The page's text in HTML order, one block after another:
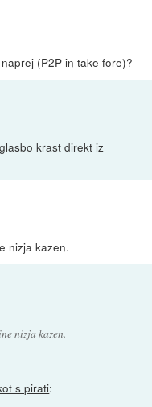
(P2P in take fore)?
krast direkt iz
nizja kazen.
nizja kazen.
s pirati: